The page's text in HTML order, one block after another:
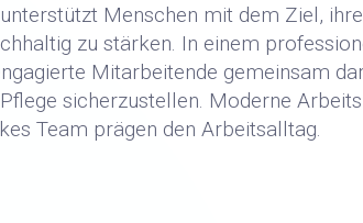
Menschen mit dem Ziel, ihre
zu stärken. In einem
Mitarbeitende gemeinsam
sicherzustellen. Moderne
Team prägen den Arbeitsalltag.